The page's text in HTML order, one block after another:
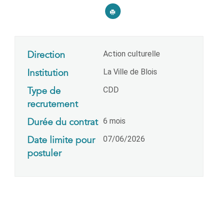
Direction Action culturelle
Institution La Ville de Blois
Type de
recrutement
CDD
Durée du contrat 6 mois
Date limite pour
postuler
07/06/2026